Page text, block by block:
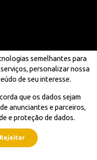
semelhantes para
personalizar nossa
de seu interesse.
que os dados sejam
anunciantes e parceiros,
e proteção de dados.
Rejeitar